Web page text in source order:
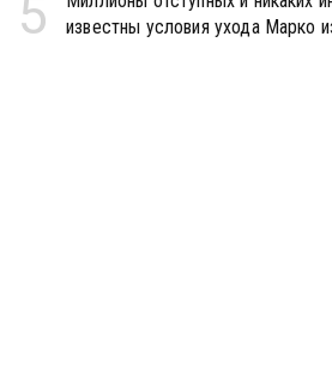
5
известны условия ухода Марко